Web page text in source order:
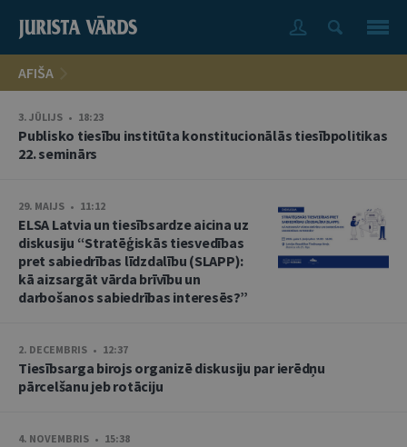
AFIŠA
3. JŪLIJS • 18:23
Publisko tiesību institūta konstitucionālās tiesībpolitikas
22. seminārs
29. MAIJS • 11:12
ELSA Latvia un tiesībsardze aicina uz
diskusiju “Stratēģiskās tiesvedības
pret sabiedrības līdzdalību (SLAPP):
kā aizsargāt vārda brīvību un
darbošanos sabiedrības interesēs?”
2. DECEMBRIS • 12:37
Tiesībsarga birojs organizē diskusiju par ierēdņu
pārcelšanu jeb rotāciju
4. NOVEMBRIS • 15:38